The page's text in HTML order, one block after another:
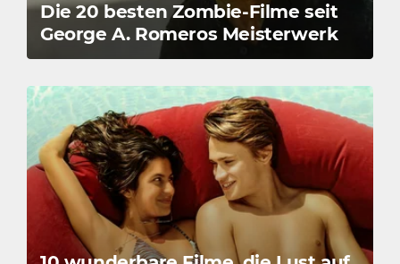
Die 20 besten Zombie-Filme seit
George A. Romeros Meisterwerk